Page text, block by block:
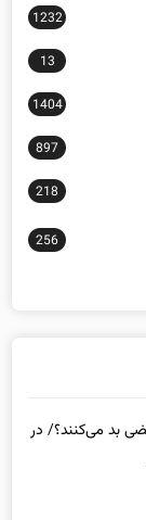
13
1404
897
218
256
بد می‌کنند؟/ در
وقتی جامعه